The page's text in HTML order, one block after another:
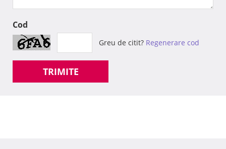
Cod
Greu de citit? Regenerare cod
TRIMITE